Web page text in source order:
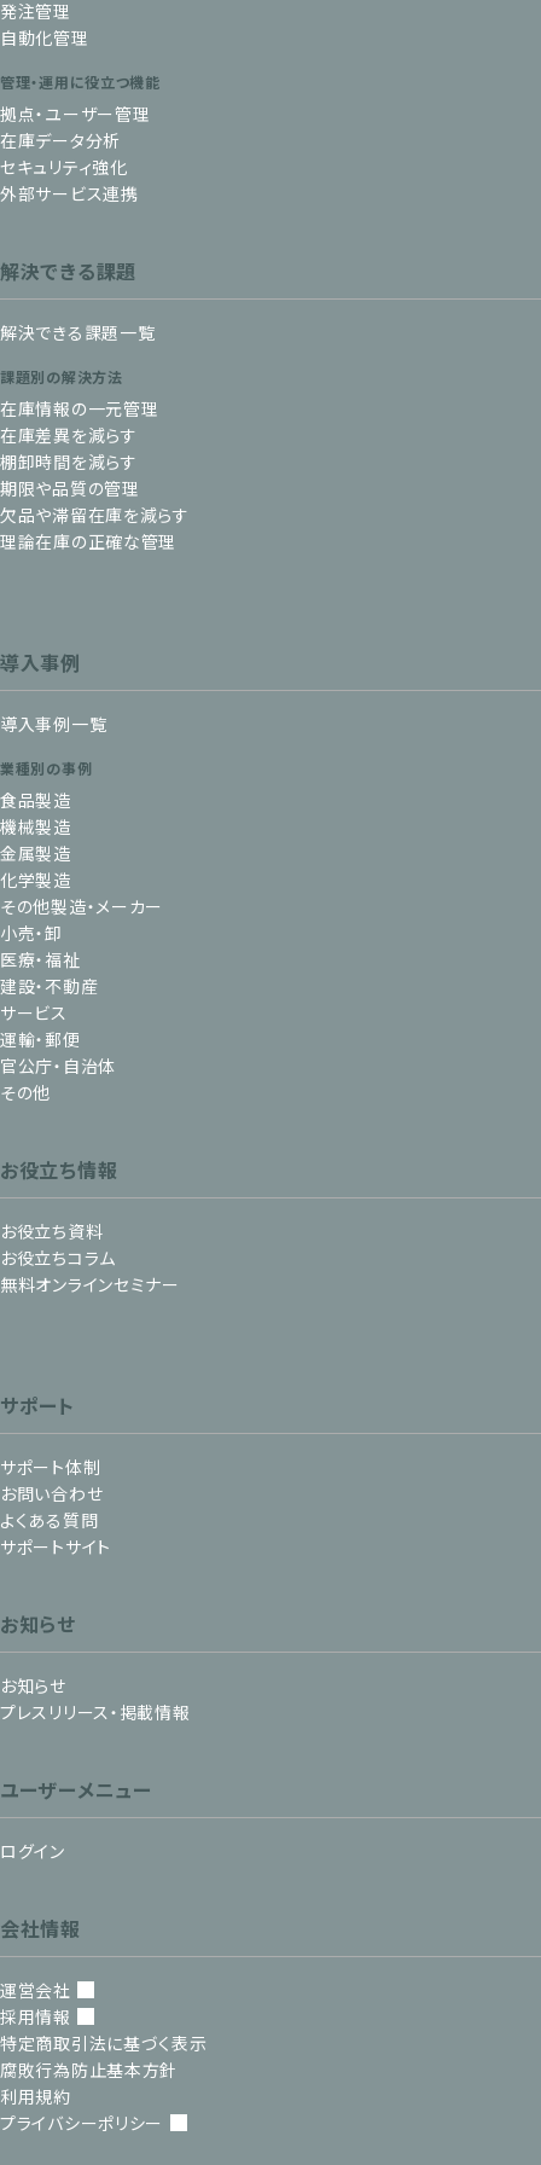
発注管理
自動化管理
管理・運用に役立つ機能
拠点・ユーザー管理
在庫データ分析
セキュリティ強化
外部サービス連携
解決できる課題
解決できる課題一覧
課題別の解決方法
在庫情報の一元管理
在庫差異を減らす
棚卸時間を減らす
期限や品質の管理
欠品や滞留在庫を減らす
理論在庫の正確な管理
導入事例
導入事例一覧
業種別の事例
食品製造
機械製造
金属製造
化学製造
その他製造・メーカー
小売・卸
医療・福祉
建設・不動産
サービス
運輸・郵便
官公庁・自治体
その他
お役立ち情報
お役立ち資料
お役立ちコラム
無料オンラインセミナー
サポート
サポート体制
お問い合わせ
よくある質問
サポートサイト
お知らせ
お知らせ
プレスリリース・掲載情報
ユーザーメニュー
ログイン
会社情報
運営会社
採用情報
特定商取引法に基づく表示
腐敗行為防止基本方針
利用規約
プライバシーポリシー